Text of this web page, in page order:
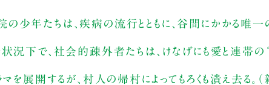
少年たちは、疾病の流行とともに、谷間にかかる唯
況下で、社会的疎外者たちは、けなげにも愛と連帯
を展開するが、村人の帰村によってもろくも潰え去る。